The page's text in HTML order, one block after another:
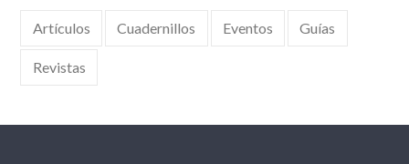
Artículos Cuadernillos Eventos Guías
Revistas